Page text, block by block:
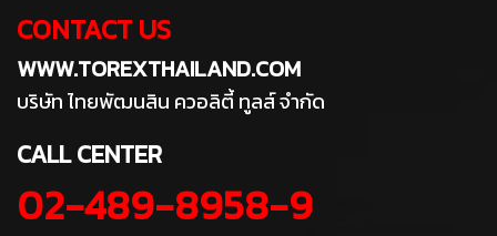
CONTACT US
WWW.TOREXTHAILAND.COM
บริษัท ไทยพัฒนสิน ควอลิตี้ ทูลส์ จำกัด
CALL CENTER
02-489-8958-9